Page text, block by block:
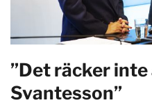
”Det räcker
Svantesson”